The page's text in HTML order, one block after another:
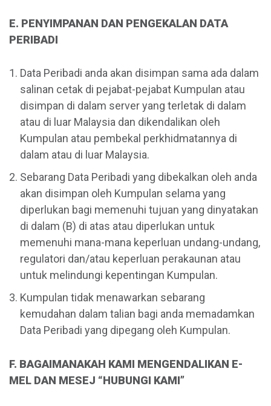
E. PENYIMPANAN DAN PENGEKALAN DATA
PERIBADI
Data Peribadi anda akan disimpan sama ada dalam
salinan cetak di pejabat-pejabat Kumpulan atau
disimpan di dalam server yang terletak di dalam
atau di luar Malaysia dan dikendalikan oleh
Kumpulan atau pembekal perkhidmatannya di
dalam atau di luar Malaysia.
Sebarang Data Peribadi yang dibekalkan oleh anda
akan disimpan oleh Kumpulan selama yang
diperlukan bagi memenuhi tujuan yang dinyatakan
di dalam (B) di atas atau diperlukan untuk
memenuhi mana-mana keperluan undang-undang,
regulatori dan/atau keperluan perakaunan atau
untuk melindungi kepentingan Kumpulan.
Kumpulan tidak menawarkan sebarang
kemudahan dalam talian bagi anda memadamkan
Data Peribadi yang dipegang oleh Kumpulan.
F. BAGAIMANAKAH KAMI MENGENDALIKAN E-
MEL DAN MESEJ “HUBUNGI KAMI”